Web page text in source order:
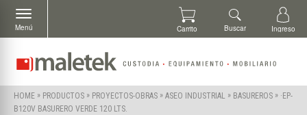
HOME » PRODUCTOS » PROYECTOS-OBRAS » ASEO INDUSTRIAL » BASUREROS » ·EP-
B120V BASURERO VERDE 120 LTS.
Menú Carrito Buscar Ingreso